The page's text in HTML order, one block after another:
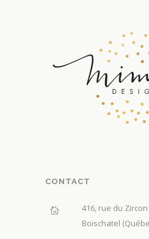
CONTACT
416, rue du Zircon
Boischatel